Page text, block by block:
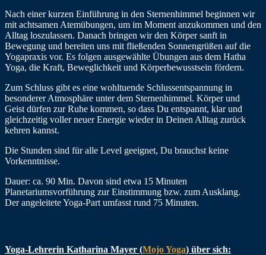
Nach einer kurzen Einführung in den Sternenhimmel beginnen wir
mit achtsamen Atemübungen, um im Moment anzukommen und den
Alltag loszulassen. Danach bringen wir den Körper sanft in
Bewegung und bereiten uns mit fließenden Sonnengrüßen auf die
Yogapraxis vor. Es folgen ausgewählte Übungen aus dem Hatha
Yoga, die Kraft, Beweglichkeit und Körperbewusstsein fördern.
Zum Schluss gibt es eine wohltuende Schlussentspannung in
besonderer Atmosphäre unter dem Sternenhimmel. Körper und
Geist dürfen zur Ruhe kommen, so dass Du entspannt, klar und
gleichzeitig voller neuer Energie wieder in Deinen Alltag zurück
kehren kannst.
Die Stunden sind für alle Level geeignet, Du brauchst keine
Vorkenntnisse.
Dauer: ca. 90 Min. Davon sind etwa 15 Minuten
Planetariumsvorführung zur Einstimmung bzw. zum Ausklang.
Der angeleitete Yoga-Part umfasst rund 75 Minuten.
Yoga-Lehrerin Katharina Mayer (Mojo Yoga) über sich: